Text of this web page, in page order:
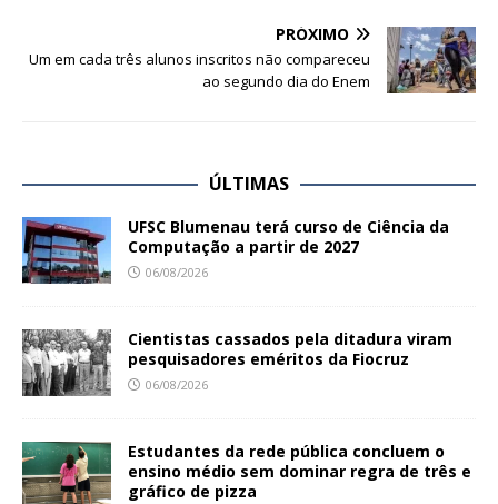
PRÓXIMO
Um em cada três alunos inscritos não compareceu
ao segundo dia do Enem
ÚLTIMAS
UFSC Blumenau terá curso de Ciência da
Computação a partir de 2027
06/08/2026
Cientistas cassados pela ditadura viram
pesquisadores eméritos da Fiocruz
06/08/2026
Estudantes da rede pública concluem o
ensino médio sem dominar regra de três e
gráfico de pizza